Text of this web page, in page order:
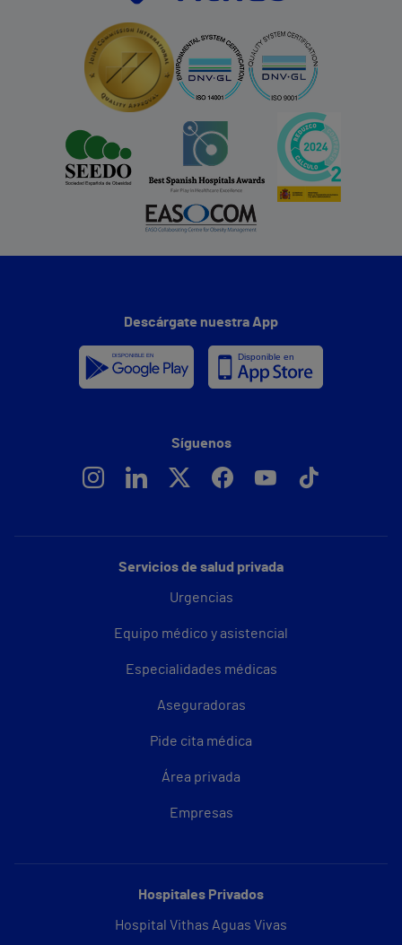
Servicios de salud privada
Urgencias
Equipo médico y asistencial
Especialidades médicas
Aseguradoras
Pide cita médica
Área privada
Empresas
Hospitales Privados
Hospital Vithas Aguas Vivas
Descárgate nuestra App
Síguenos